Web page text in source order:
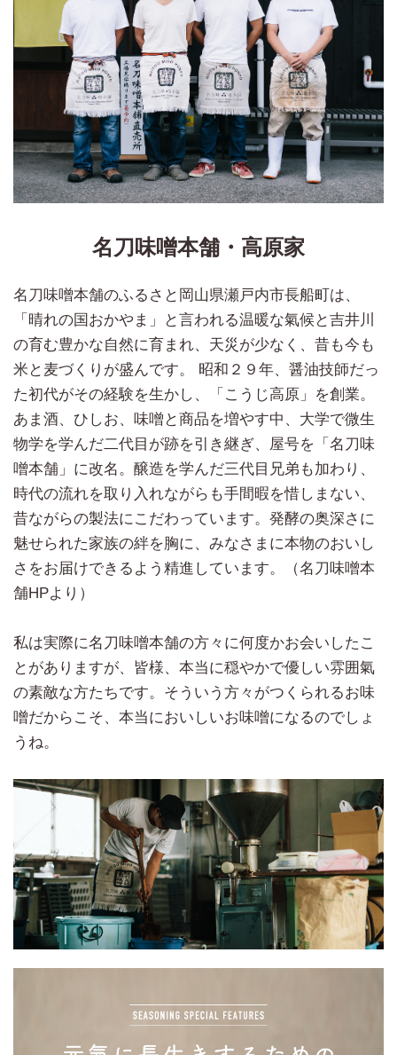
名刀味噌本舗・高原家
名刀味噌本舗のふるさと岡山県瀬戸内市長船町は、
「晴れの国おかやま」と言われる温暖な氣候と吉井川
の育む豊かな自然に育まれ、天災が少なく、昔も今も
米と麦づくりが盛んです。 昭和２９年、醤油技師だっ
た初代がその経験を生かし、「こうじ高原」を創業。
あま酒、ひしお、味噌と商品を増やす中、大学で微生
物学を学んだ二代目が跡を引き継ぎ、屋号を「名刀味
噌本舗」に改名。醸造を学んだ三代目兄弟も加わり、
時代の流れを取り入れながらも手間暇を惜しまない、
昔ながらの製法にこだわっています。発酵の奥深さに
魅せられた家族の絆を胸に、みなさまに本物のおいし
さをお届けできるよう精進しています。（名刀味噌本
舗HPより）
私は実際に名刀味噌本舗の方々に何度かお会いしたこ
とがありますが、皆様、本当に穏やかで優しい雰囲氣
の素敵な方たちです。そういう方々がつくられるお味
噌だからこそ、本当においしいお味噌になるのでしょ
うね。